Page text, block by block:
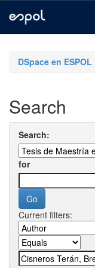
navigationDSpace en ESPOL
Search
Search:
for
Current filters: